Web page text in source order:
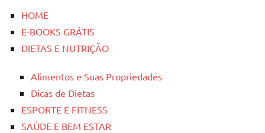
HOME
E-BOOKS GRÁTIS
DIETAS E NUTRIÇÃO
Alimentos e Suas Propriedades
Dicas de Dietas
ESPORTE E FITNESS
SAÚDE E BEM ESTAR